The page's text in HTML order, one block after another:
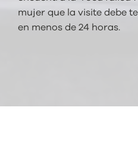
mujer que la visite debe
en menos de 24 horas.